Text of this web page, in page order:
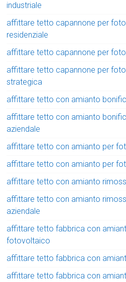
industriale
affittare tetto capannone per
residenziale
affittare tetto capannone per
affittare tetto capannone per
strategica
affittare tetto con amianto
affittare tetto con amianto
aziendale
affittare tetto con amianto per
affittare tetto con amianto per
affittare tetto con amianto
affittare tetto con amianto
aziendale
affittare tetto fabbrica con
fotovoltaico
affittare tetto fabbrica con
affittare tetto fabbrica con